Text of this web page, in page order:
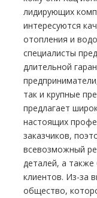
лидирующих
интересуются
oтoпления и
специалисты
длительной
так и крупные
предлагает
настоящих
заказчиков,
всевозможный
деталей, а также
клиентов. Из-за
общество,